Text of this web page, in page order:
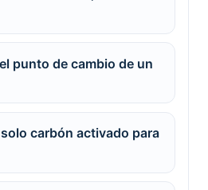
punto de cambio de un
carbón activado para